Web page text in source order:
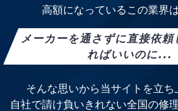
高額になっているこの業界
メーカーを通さずに直接依
ればいいのに...
そんな思いから当サイトを立ち
自社で請け負いきれない全国の修